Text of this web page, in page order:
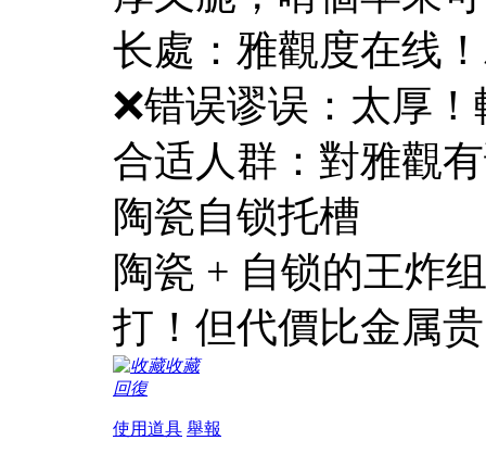
长處：雅觀度在线
❌错误谬误：太厚
合适人群：對雅觀
陶瓷自锁托槽​
陶瓷 + 自锁的王炸
打！但代價比金属
收藏
回復
使用道具 舉報